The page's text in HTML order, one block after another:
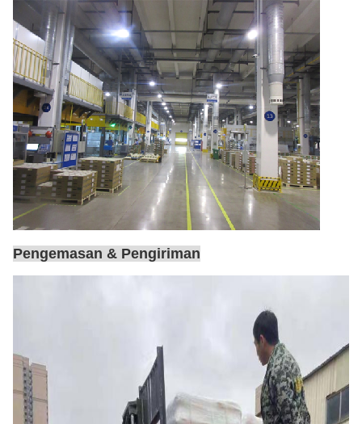
Pengemasan & Pengiriman